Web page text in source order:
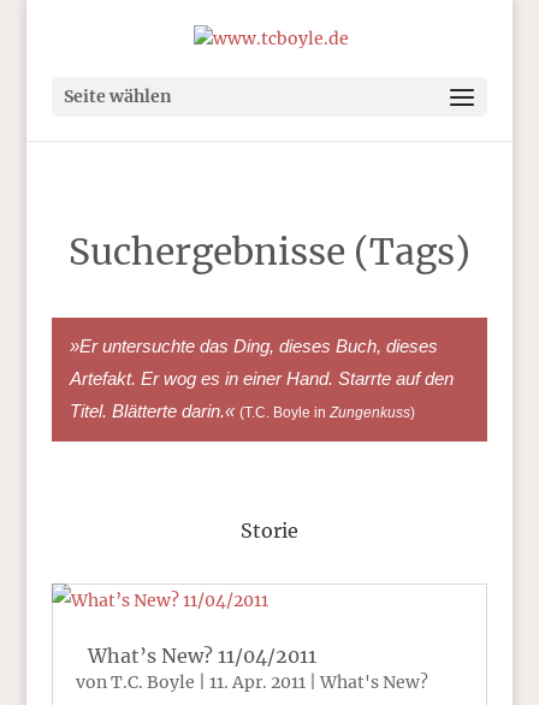
Seite wählen
Suchergebnisse (Tags)
»Er untersuchte das Ding, dieses Buch, dieses
Artefakt. Er wog es in einer Hand. Starrte auf den
Titel. Blätterte darin.« (T.C. Boyle in Zungenkuss)
Storie
What’s New? 11/04/2011
vonT.C. Boyle 11. Apr. 2011|What's New?